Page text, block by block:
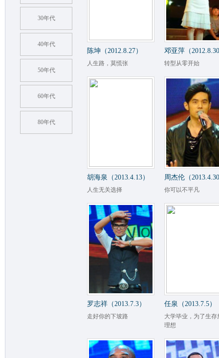
30年代
40年代
50年代
60年代
80年代
陈坤（2012.8.27）
人生路，莫慌张
邓亚萍（
转型从零开始
胡海泉（2013.4.13）
人生无关选择
周杰伦（
你可以不平凡
罗志祥（2013.7.3）
走好你的下坡路
任泉（2013.7.5）
大学毕业，为了生存
理想